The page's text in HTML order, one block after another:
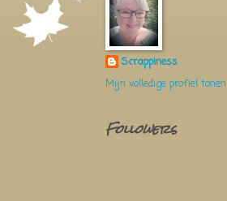
Scrappiness
Mijn volledige profiel tonen
Followers